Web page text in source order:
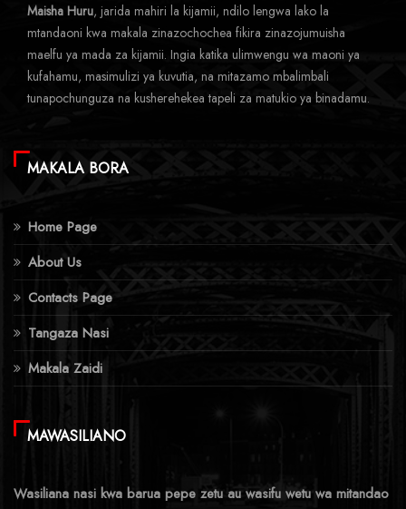
Maisha Huru, jarida mahiri la kijamii, ndilo lengwa lako la
mtandaoni kwa makala zinazochochea fikira zinazojumuisha
maelfu ya mada za kijamii. Ingia katika ulimwengu wa maoni ya
kufahamu, masimulizi ya kuvutia, na mitazamo mbalimbali
tunapochunguza na kusherehekea tapeli za matukio ya binadamu.
MAKALA BORA
Home Page
About Us
Contacts Page
Tangaza Nasi
Makala Zaidi
MAWASILIANO
Wasiliana nasi kwa barua pepe zetu au wasifu wetu wa mitandao